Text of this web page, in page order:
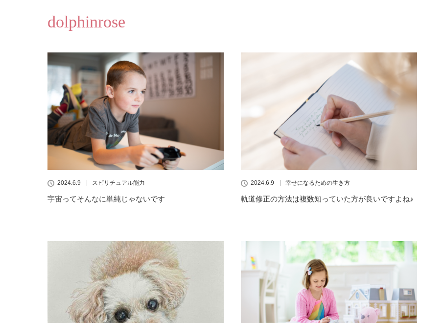
dolphinrose
2024.6.9 スピリチュアル能力
宇宙ってそんなに単純じゃないです
2024.6.9 幸せになるための生き方
軌道修正の方法は複数知っていた方が良いですよね♪